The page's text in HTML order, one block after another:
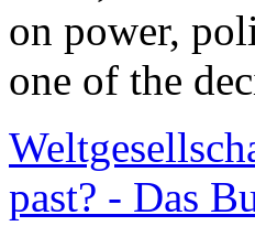
on power,
one of the
past? - Das